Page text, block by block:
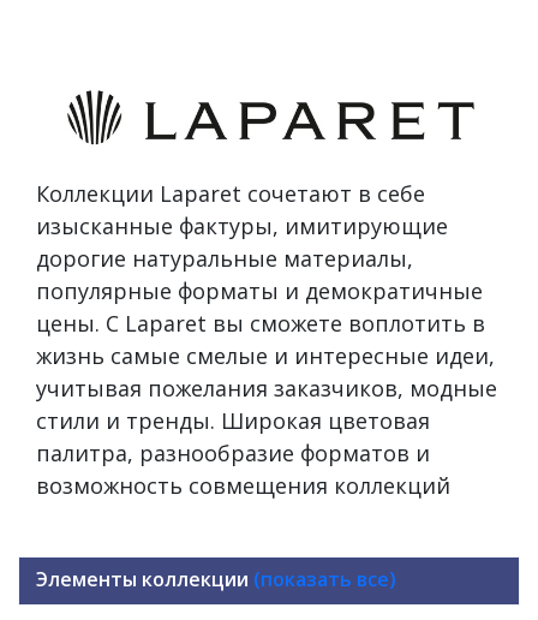
Коллекции Laparet сочетают в себе
изысканные фактуры, имитирующие
дорогие натуральные материалы,
популярные форматы и демократичные
цены. С Laparet вы сможете воплотить в
жизнь самые смелые и интересные идеи,
учитывая пожелания заказчиков, модные
стили и тренды. Широкая цветовая
палитра, разнообразие форматов и
возможность совмещения коллекций
Элементы коллекции (показать все)